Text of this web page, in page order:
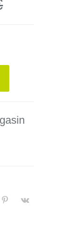
Le
était :
Le
est :